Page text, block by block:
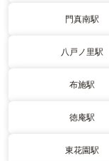
門真南駅
八戸ノ里駅
布施駅
徳庵駅
東花園駅